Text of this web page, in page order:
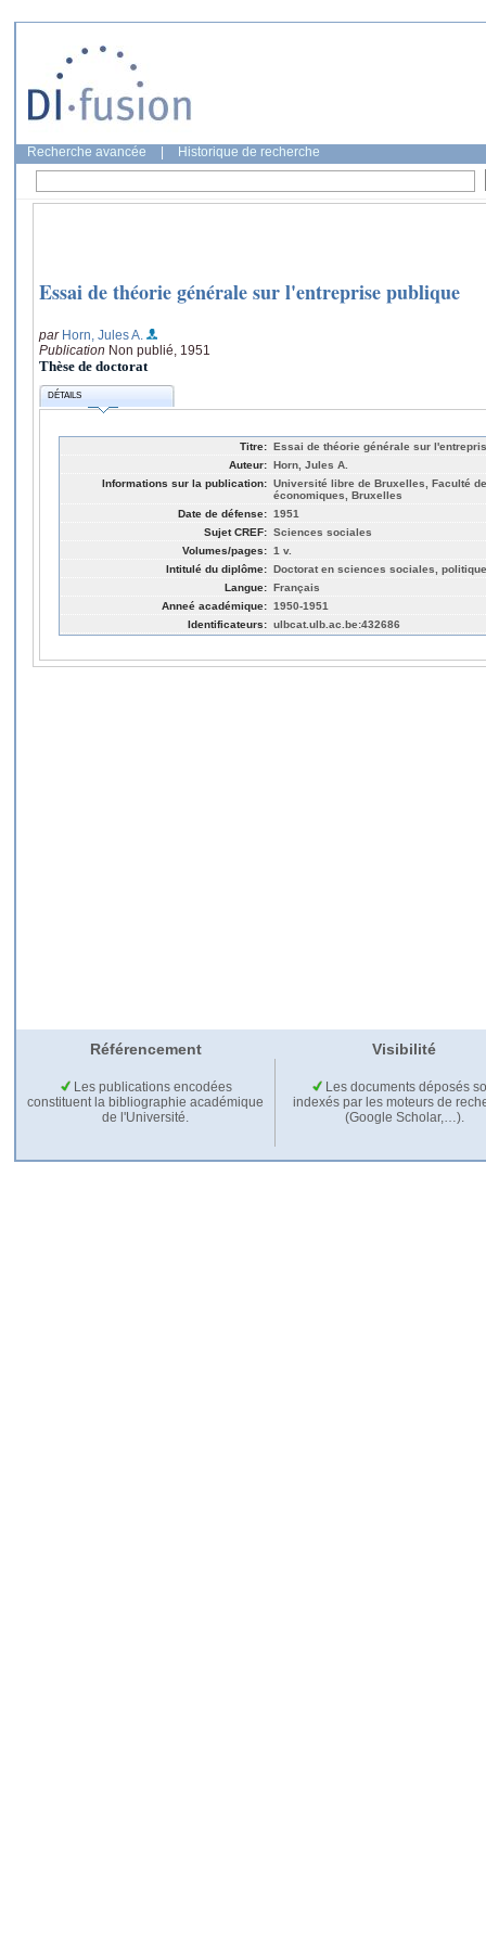
Recherche avancée Historique de recherche
Essai de théorie générale sur l'entreprise publique
par Horn, Jules A.
Publication Non publié, 1951
Thèse de doctorat
DÉTAILS
Titre: Essai de théorie générale sur
Auteur: Horn, Jules A.
Informations sur la publication: Université libre de Bruxelles, Faculté
économiques, Bruxelles
Date de défense: 1951
Sujet CREF: Sciences sociales
Volumes/pages: 1 v.
Intitulé du diplôme: Doctorat en sciences sociales,
Langue: Français
Anneé académique: 1950-1951
Identificateurs: ulbcat.ulb.ac.be:432686
Référencement Visibilité
Les publications encodées
constituent la bibliographie académique
de l'Université.
Les documents déposés
indexés par les moteurs de
(Google Scholar,…).